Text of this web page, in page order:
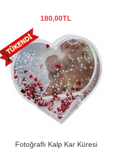
180,00TL
Fotoğraflı Kalp Kar Küresi